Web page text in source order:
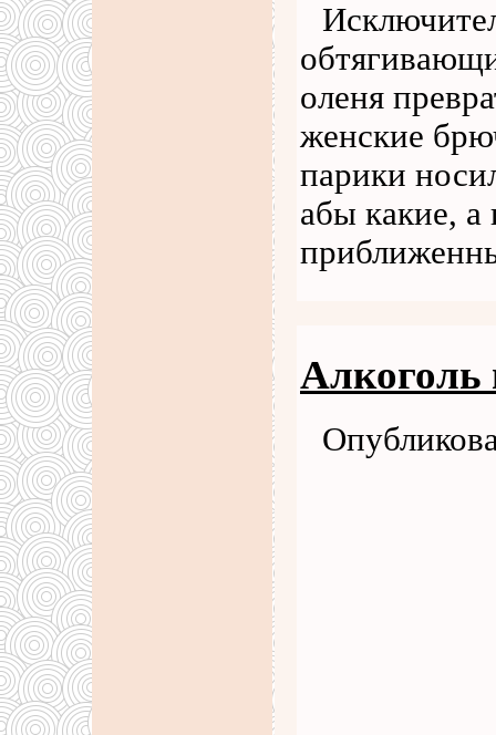
оленя
женские
парики
абы какие,
Алкоголь